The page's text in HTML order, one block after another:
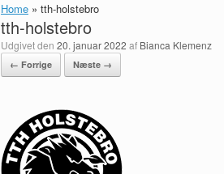
Home » tth-holstebro
tth-holstebro
Udgivet den 20. januar 2022 af Bianca Klemenz
← Forrige Næste →